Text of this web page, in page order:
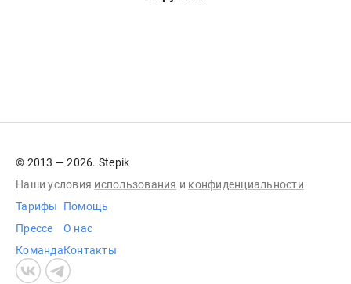
© 2013 — 2026. Stepik
Наши условия использования и конфиденциальности
Тарифы
Прессе
Команда
Помощь
О нас
Контакты